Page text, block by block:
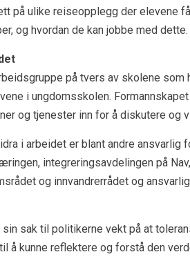
på ulike reiseopplegg der elevene
og hvordan de kan jobbe med dette.
på tvers av skolene som
i ungdomsskolen.
og tjenester inn for å diskutere og
i arbeidet er blant andre ansvarlig
integreringsavdelingen på
og innvandrerrådet og
sak til politikerne vekt på at
å kunne reflektere og forstå den